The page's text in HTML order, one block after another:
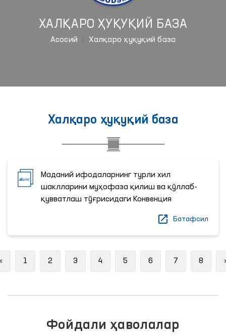
ХАЛҚАРО ҲУҚУҚИЙ БАЗА
Aсосий Халқаро ҳуқуқий база
Халқаро ҳуқуқий база
Маданий ифодаларнинг турли хил
шаклларини муҳофаза қилиш ва қўллаб-
қувватлаш тўғрисидаги Конвенция
Батафсил
Previous
1 2 3 4 5 6 7 8
Фойдали ҳаволалар